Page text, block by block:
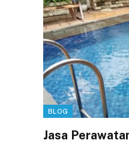
BLOG
Jasa